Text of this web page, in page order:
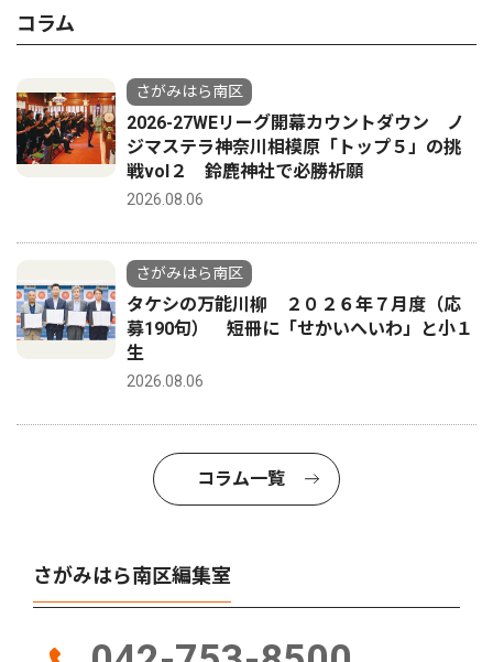
コラム
さがみはら南区
2026-27WEリーグ開幕カウントダウン ノ
ジマステラ神奈川相模原「トップ５」の挑
戦vol２ 鈴鹿神社で必勝祈願
2026.08.06
さがみはら南区
タケシの万能川柳 ２０２６年７月度（応
募190句） 短冊に「せかいへいわ」と小１
生
2026.08.06
コラム一覧
さがみはら南区編集室